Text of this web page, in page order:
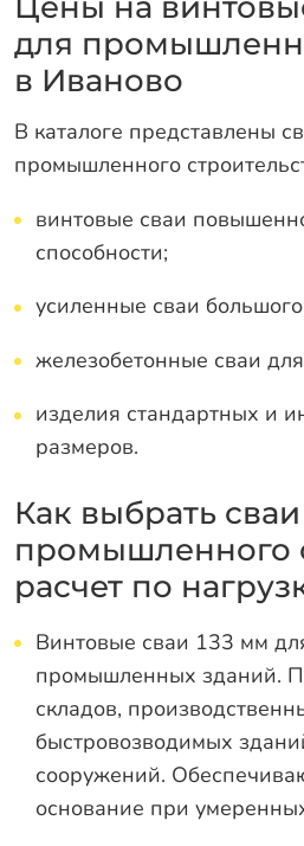
для
в Иваново
В каталоге представлены
промышленного
винтовые сваи
способности;
усиленные сваи
железобетонные сваи
изделия стандартных и
размеров.
Как выбрать
промышленного
расчет по
Винтовые сваи 133 мм
промышленных зданий.
складов,
быстровозводимых
сооружений.
основание при